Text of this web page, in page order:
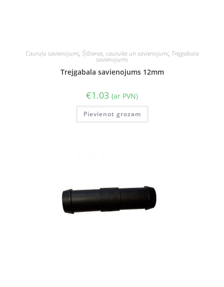
Cauruļu savienojumi, Šļūtenes, caurules un savienojumi, Trejgabala
savienojums
Trejgabala savienojums 12mm
€1.03 (ar PVN)
Pievienot grozam